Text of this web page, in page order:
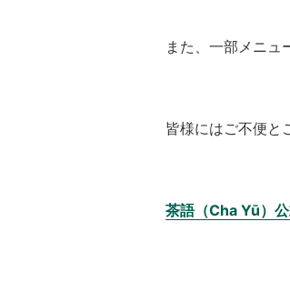
また、一部メニュ
皆様にはご不便と
茶語（Cha Yū）